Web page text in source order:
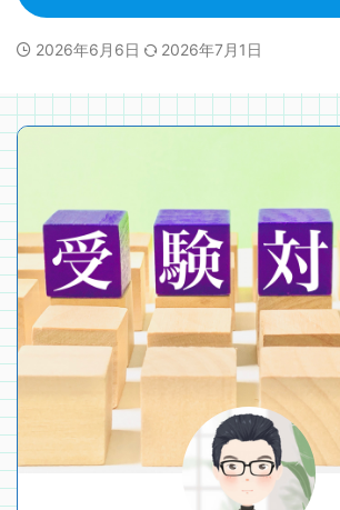
2026年6月6日 2026年7月1日